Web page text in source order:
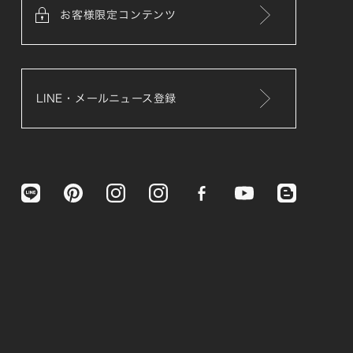
お客様限定コンテンツ
LINE・メールニュース登録